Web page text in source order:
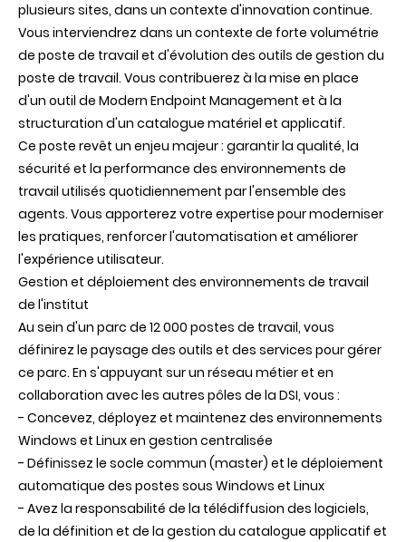
plusieurs sites, dans un contexte d'innovation continue.
Vous interviendrez dans un contexte de forte volumétrie
de poste de travail et d'évolution des outils de gestion du
poste de travail. Vous contribuerez à la mise en place
d'un outil de Modern Endpoint Management et à la
structuration d'un catalogue matériel et applicatif.
Ce poste revêt un enjeu majeur : garantir la qualité, la
sécurité et la performance des environnements de
travail utilisés quotidiennement par l'ensemble des
agents. Vous apporterez votre expertise pour moderniser
les pratiques, renforcer l'automatisation et améliorer
l'expérience utilisateur.
Gestion et déploiement des environnements de travail
de l'institut
Au sein d'un parc de 12 000 postes de travail, vous
définirez le paysage des outils et des services pour gérer
ce parc. En s'appuyant sur un réseau métier et en
collaboration avec les autres pôles de la DSI, vous :
- Concevez, déployez et maintenez des environnements
Windows et Linux en gestion centralisée
- Définissez le socle commun (master) et le déploiement
automatique des postes sous Windows et Linux
- Avez la responsabilité de la télédiffusion des logiciels,
de la définition et de la gestion du catalogue applicatif et